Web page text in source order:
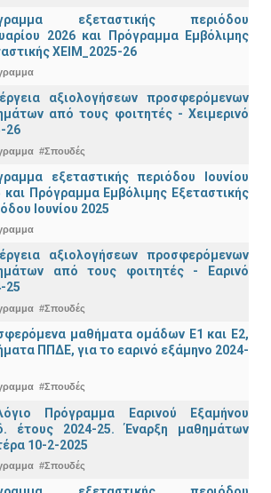
εξεταστικής περιόδου
2026 και Πρόγραμμα Εμβόλιμης
ΧΕΙΜ_2025-26
αξιολογήσεων προσφερόμενων
από τους φοιτητές - Χειμερινό
26
#Σπουδές
εξεταστικής περιόδου Ιουνίου
και Πρόγραμμα Εμβόλιμης Εξεταστικής
Ιουνίου 2025
αξιολογήσεων προσφερόμενων
από τους φοιτητές - Εαρινό
25
#Σπουδές
μαθήματα ομάδων Ε1 και Ε2,
ΠΠΔΕ, για το εαρινό εξάμηνο 2024-
#Σπουδές
Πρόγραμμα Εαρινού Εξαμήνου
έτους 2024-25. Έναρξη μαθημάτων
10-2-2025
#Σπουδές